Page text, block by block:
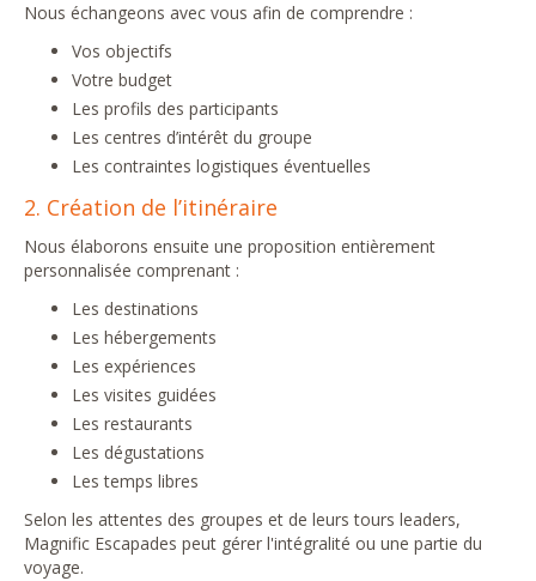
Nous échangeons avec vous afin de comprendre :
Vos objectifs
Votre budget
Les profils des participants
Les centres d’intérêt du groupe
Les contraintes logistiques éventuelles
2. Création de l’itinéraire
Nous élaborons ensuite une proposition entièrement
personnalisée comprenant :
Les destinations
Les hébergements
Les expériences
Les visites guidées
Les restaurants
Les dégustations
Les temps libres
Selon les attentes des groupes et de leurs tours leaders,
Magnific Escapades peut gérer l'intégralité ou une partie du
voyage.